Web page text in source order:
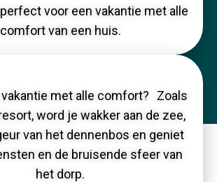
voor een vakantie met alle
comfort van een huis.
vakantie met alle comfort? Zoals
word je wakker aan de zee,
van het dennenbos en geniet
en de bruisende sfeer van
het dorp.